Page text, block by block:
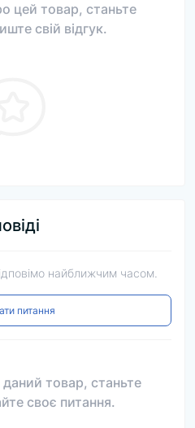
цей товар, станьте
свій відгук.
найближчим часом.
питання
товар, станьте
своє питання.